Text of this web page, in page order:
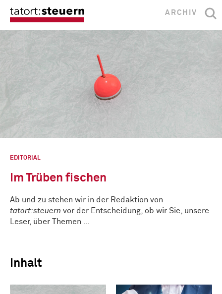
ARCHIV
EDITORIAL
Im Trüben fischen
Ab und zu stehen wir in der Redaktion von
tatort:steuern vor der Entscheidung, ob wir Sie, unsere
Leser, über Themen …
Inhalt